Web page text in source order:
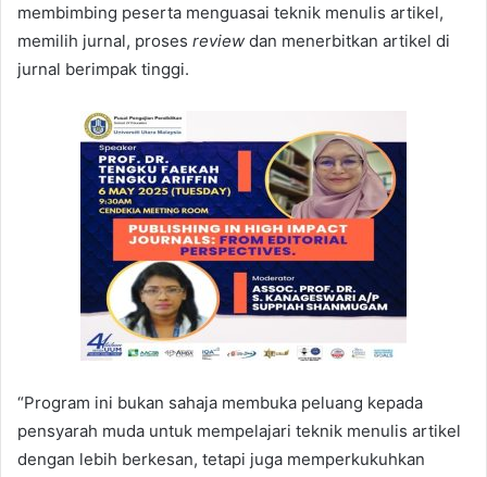
membimbing peserta menguasai teknik menulis artikel,
memilih jurnal, proses review dan menerbitkan artikel di
jurnal berimpak tinggi.
“Program ini bukan sahaja membuka peluang kepada
pensyarah muda untuk mempelajari teknik menulis artikel
dengan lebih berkesan, tetapi juga memperkukuhkan